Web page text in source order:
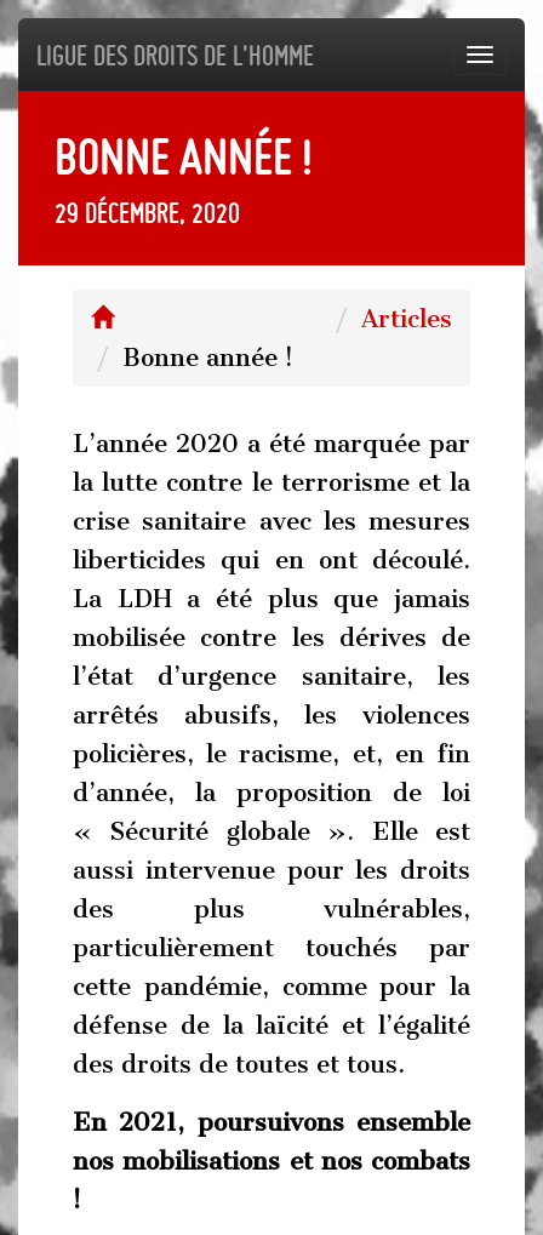
Ligue des droits de l'Homme
Bonne année !
29 décembre, 2020
Articles
Bonne année !
L’année 2020 a été marquée par
la lutte contre le terrorisme et la
crise sanitaire avec les mesures
liberticides qui en ont découlé.
La LDH a été plus que jamais
mobilisée contre les dérives de
l’état d’urgence sanitaire, les
arrêtés abusifs, les violences
policières, le racisme, et, en fin
d’année, la proposition de loi
« Sécurité globale ». Elle est
aussi intervenue pour les droits
des plus vulnérables,
particulièrement touchés par
cette pandémie, comme pour la
défense de la laïcité et l’égalité
des droits de toutes et tous.
En 2021, poursuivons ensemble
nos mobilisations et nos combats
!